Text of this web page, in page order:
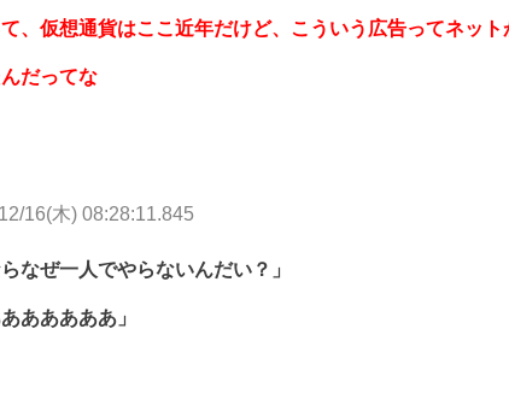
、仮想通貨はここ近年だけど、こういう広告ってネッ
だってな
16(木) 08:28:11.845
なぜ一人でやらないんだい？」
あああああ」